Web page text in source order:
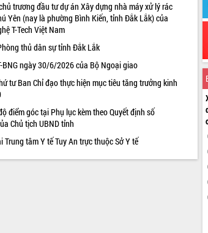
trương đầu tư dự án Xây dựng nhà máy xử lý rác
Yên (nay là phường Bình Kiến, tỉnh Đắk Lắk) của
T-Tech Việt Nam
thủ dân sự tỉnh Đắk Lắk
ngày 30/6/2026 của Bộ Ngoại giao
tư Ban Chỉ đạo thực hiện mục tiêu tăng trưởng kinh
điểm góc tại Phụ lục kèm theo Quyết định số
Chủ tịch UBND tỉnh
tâm Y tế Tuy An trực thuộc Sở Y tế